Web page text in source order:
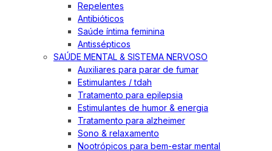
Repelentes
Antibióticos
Saúde íntima feminina
Antissépticos
SAÚDE MENTAL & SISTEMA NERVOSO
Auxiliares para parar de fumar
Estimulantes / tdah
Tratamento para epilepsia
Estimulantes de humor & energia
Tratamento para alzheimer
Sono & relaxamento
Nootrópicos para bem-estar mental